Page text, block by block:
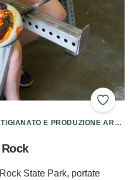
ARTIGIANATO E PRODUZIONE ARTIGIANALE
State Park, portate